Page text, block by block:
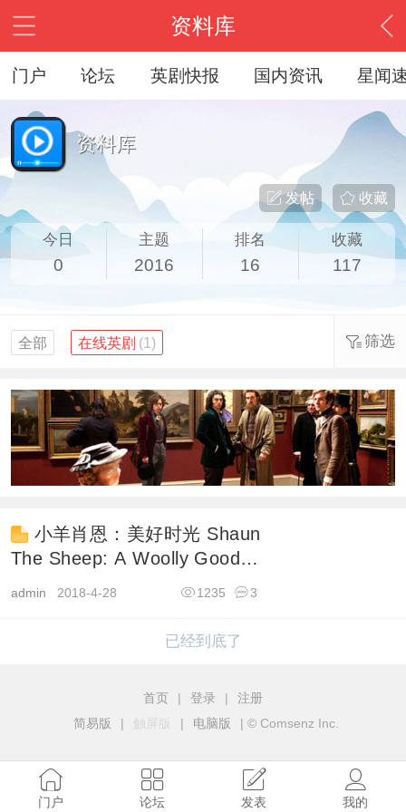
资料库
门户 论坛 英剧快报 国内资讯 星闻
资料库
收藏
发帖
今日
0
主题
2016
排名
16
收藏
117
全部 在线英剧 (1) 筛选
小羊肖恩：美好时光 Shaun
The Sheep: A Woolly Good
admin 2018-4-28 3
1235
已经到底了
首页 | 登录 |
注册
简易版
| 触屏版 | 电脑版 | © Comsenz Inc.
门户 论坛 发表 我的